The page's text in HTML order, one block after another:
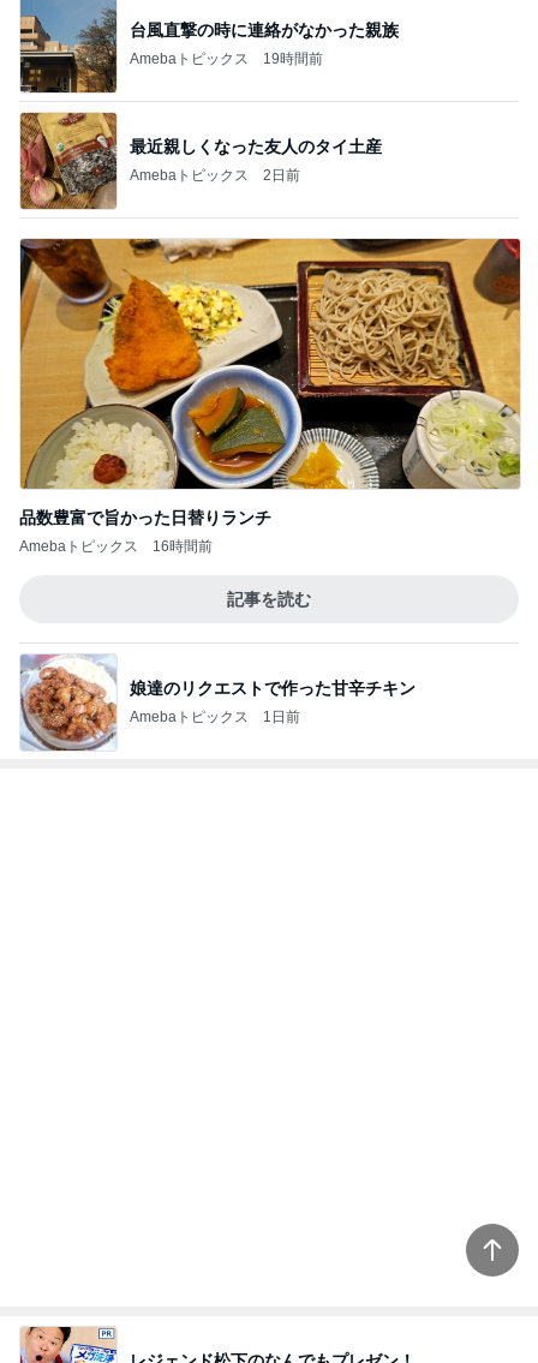
台風直撃の時に連絡がなかった親族
Amebaトピックス 19時間前
最近親しくなった友人のタイ土産
Amebaトピックス 2日前
品数豊富で旨かった日替りランチ
Amebaトピックス 16時間前
記事を読む
娘達のリクエストで作った甘辛チキン
Amebaトピックス 1日前